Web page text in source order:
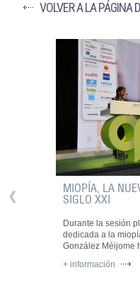
VOLVER A LA PÁGINA
MIOPÍA, LA
SIGLO XXI
Durante la sesión
dedicada a la
González Méijome
+ información